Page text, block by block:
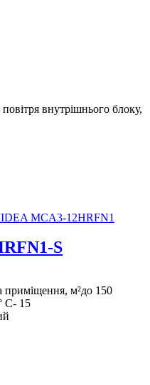
внутрішнього блоку,
S
приміщення, м²до 150
С- 15